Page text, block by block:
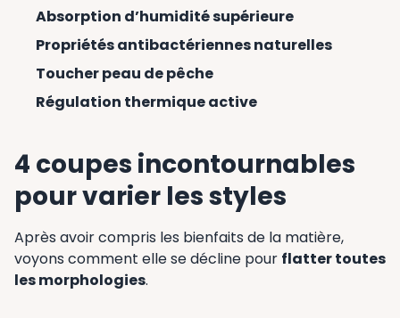
Absorption d’humidité supérieure
Propriétés antibactériennes naturelles
Toucher peau de pêche
Régulation thermique active
4 coupes incontournables
pour varier les styles
Après avoir compris les bienfaits de la matière,
voyons comment elle se décline pour flatter toutes
les morphologies.